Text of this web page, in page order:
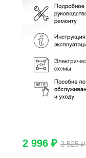
2 996 ₽ 3 525 ₽